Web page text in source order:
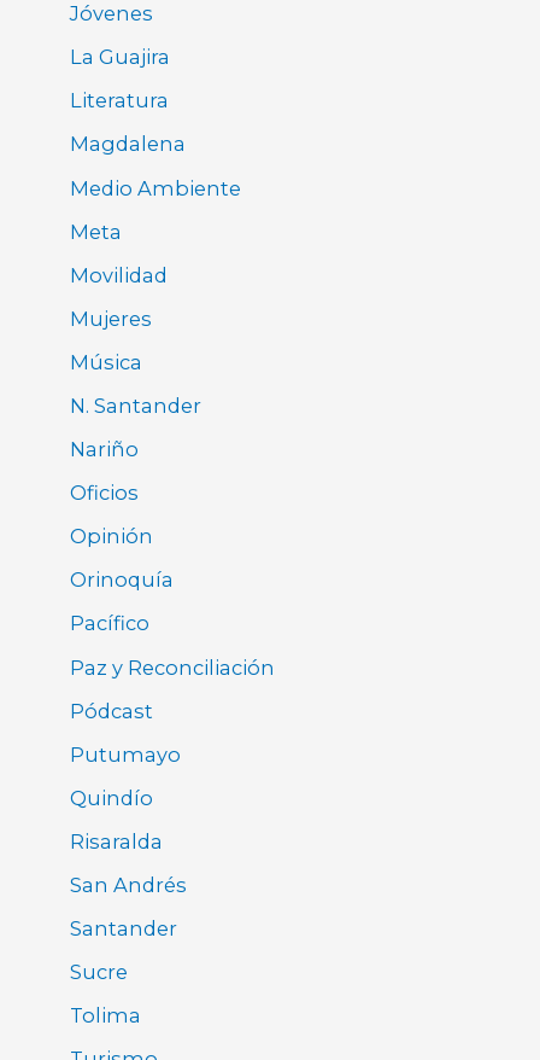
Jóvenes
La Guajira
Literatura
Magdalena
Medio Ambiente
Meta
Movilidad
Mujeres
Música
N. Santander
Nariño
Oficios
Opinión
Orinoquía
Pacífico
Paz y Reconciliación
Pódcast
Putumayo
Quindío
Risaralda
San Andrés
Santander
Sucre
Tolima